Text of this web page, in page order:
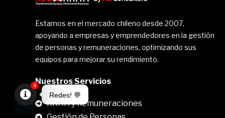
Estamos en el mercado chileno desde 2007,
apoyando a empresas y emprendedores en la gestión
de personas y remuneraciones, optimizando sus
equipos para mejorar su rendimiento.
Nuestros Servicios
RRHH y Remuneraciones
Redes! 💬
4